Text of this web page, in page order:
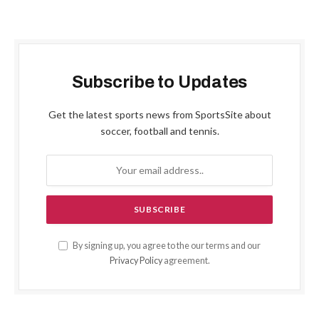
Subscribe to Updates
Get the latest sports news from SportsSite about
soccer, football and tennis.
By signing up, you agree to the our terms and our
Privacy Policyagreement.